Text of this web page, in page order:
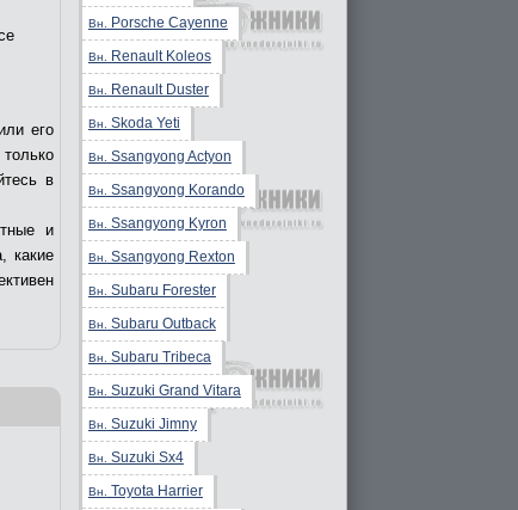
его
в
и
какие
Вн. Porsche Cayenne
Вн. Renault Koleos
Вн. Renault Duster
Вн. Skoda Yeti
Вн. Ssangyong Actyon
Вн. Ssangyong Korando
Вн. Ssangyong Kyron
Вн. Ssangyong Rexton
Вн. Subaru Forester
Вн. Subaru Outback
Вн. Subaru Tribeca
Вн. Suzuki Grand Vitara
Вн. Suzuki Jimny
Вн. Suzuki Sx4
Вн. Toyota Harrier